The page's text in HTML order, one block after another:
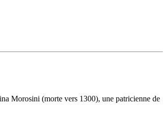
Morosini (morte vers 1300), une patricienne de